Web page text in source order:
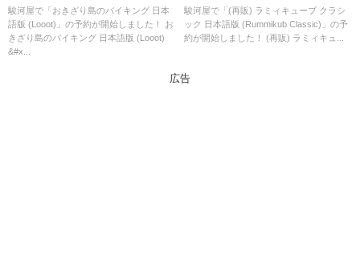
可能なショップ紹介！
駿河屋で「おきざり島のバイキング 日本
語版 (Looot)」の予約が開始しました！ お
きざり島のバイキング 日本語版 (Looot)
&#x...
Classic)」の概略と予約購入可能
なショップ紹介！
駿河屋で「(再販) ラミィキューブ クラシ
ック 日本語版 (Rummikub Classic)」の予
約が開始しました！ (再販) ラミィキュ...
広告